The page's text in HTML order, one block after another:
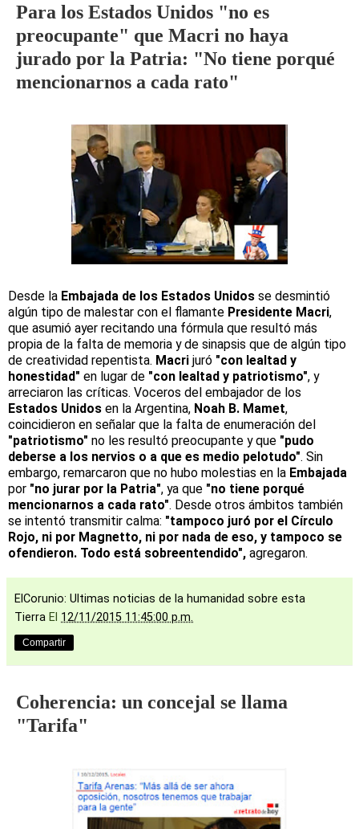
Para los Estados Unidos "no es
preocupante" que Macri no haya
jurado por la Patria: "No tiene porqué
mencionarnos a cada rato"
Desde la Embajada de los Estados Unidos se desmintió
algún tipo de malestar con el flamante Presidente Macri,
que asumió ayer recitando una fórmula que resultó más
propia de la falta de memoria y de sinapsis que de algún tipo
de creatividad repentista. Macri juró "con lealtad y
honestidad" en lugar de "con lealtad y patriotismo", y
arreciaron las críticas. Voceros del embajador de los
Estados Unidos en la Argentina, Noah B. Mamet,
coincidieron en señalar que la falta de enumeración del
"patriotismo" no les resultó preocupante y que "pudo
deberse a los nervios o a que es medio pelotudo". Sin
embargo, remarcaron que no hubo molestias en la Embajada
por "no jurar por la Patria", ya que "no tiene porqué
mencionarnos a cada rato". Desde otros ámbitos también
se intentó transmitir calma: "tampoco juró por el Círculo
Rojo, ni por Magnetto, ni por nada de eso, y tampoco se
ofendieron. Todo está sobreentendido", agregaron.
ElCorunio: Ultimas noticias de la humanidad sobre esta
Tierra El 12/11/2015 11:45:00 p.m.
Compartir
Coherencia: un concejal se llama
"Tarifa"